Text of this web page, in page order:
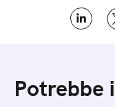
Potrebbe